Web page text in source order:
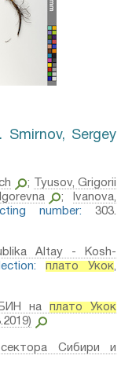
Smirnov, Sergey
;
Tyusov, Grigorii
;
Ivanova,
number: 303.
Altay - Kosh-
плато Укок,
на плато Укок
Сибири и